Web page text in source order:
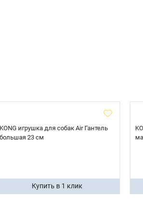
KONG игрушка для собак Air Гантель
большая 23 см
Купить в 1 клик